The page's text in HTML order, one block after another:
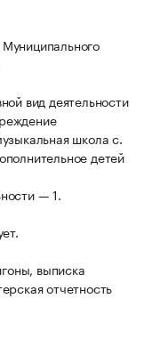
вид деятельности
школа с.
детей
— 1.
выписка
отчетность